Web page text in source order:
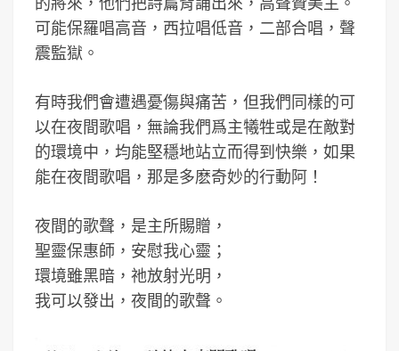
可能保羅唱高音，西拉唱低音，二部合唱，聲
震監獄。
有時我們會遭遇憂傷與痛苦，但我們同樣的可
以在夜間歌唱，無論我們爲主犧牲或是在敵對
的環境中，均能堅穩地站立而得到快樂，如果
能在夜間歌唱，那是多麽奇妙的行動阿！
夜間的歌聲，是主所賜贈，
聖靈保惠師，安慰我心靈；
環境雖黑暗，祂放射光明，
我可以發出，夜間的歌聲。